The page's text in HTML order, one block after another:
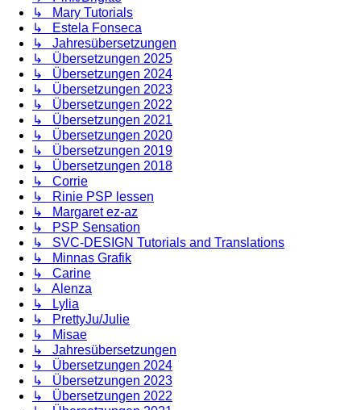
↳ Mary Tutorials
↳ Estela Fonseca
↳ Jahresübersetzungen
↳ Übersetzungen 2025
↳ Übersetzungen 2024
↳ Übersetzungen 2023
↳ Übersetzungen 2022
↳ Übersetzungen 2021
↳ Übersetzungen 2020
↳ Übersetzungen 2019
↳ Übersetzungen 2018
↳ Corrie
↳ Rinie PSP lessen
↳ Margaret ez-az
↳ PSP Sensation
↳ SVC-DESIGN Tutorials and Translations
↳ Minnas Grafik
↳ Carine
↳ Alenza
↳ Lylia
↳ PrettyJu/Julie
↳ Misae
↳ Jahresübersetzungen
↳ Übersetzungen 2024
↳ Übersetzungen 2023
↳ Übersetzungen 2022